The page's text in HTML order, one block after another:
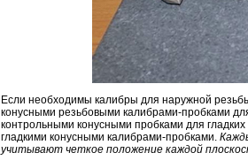
Если необходимы калибры для наружной
конусными резьбовыми калибрами-пробками
контрольными конусными пробками для
гладкими конусными калибрами-пробками.
учитывают четкое положение каждой